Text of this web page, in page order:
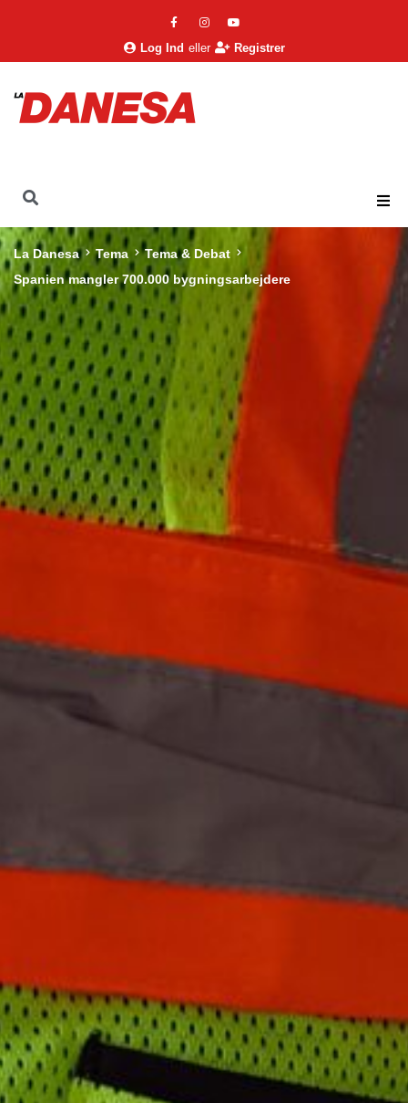
Log Ind eller Registrer
La Danesa Tema
Tema & Debat
Spanien mangler 700.000 bygningsarbejdere